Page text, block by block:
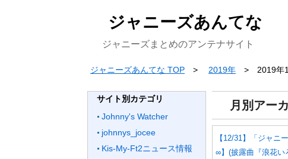
ジャニーズあんてな
ジャニーズまとめのアンテナサイト
ジャニーズあんてな TOP 2019年 2019年
サイト別カテゴリ
Johnny's Watcher
johnnys_jocee
Kis-My-Ft2ニュース情報
月別アー
【12/31】「ジャニ
∞】(披露曲『浪花い